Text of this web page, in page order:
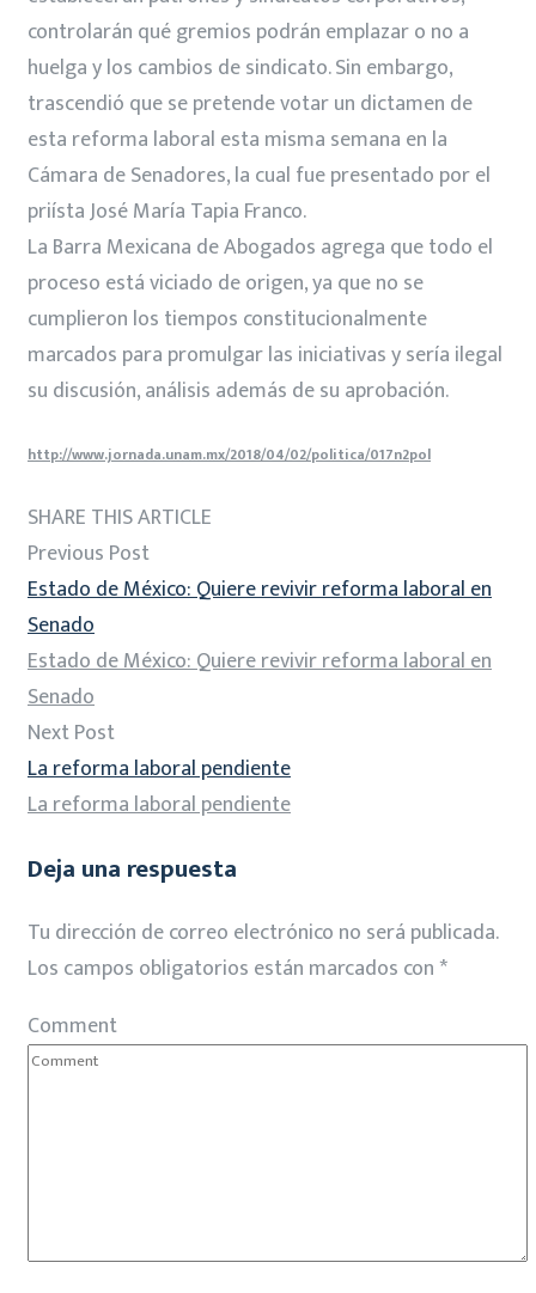
controlarán qué gremios podrán emplazar o no a
huelga y los cambios de sindicato. Sin embargo,
trascendió que se pretende votar un dictamen de
esta reforma laboral esta misma semana en la
Cámara de Senadores, la cual fue presentado por el
priísta José María Tapia Franco.
La Barra Mexicana de Abogados agrega que todo el
proceso está viciado de origen, ya que no se
cumplieron los tiempos constitucionalmente
marcados para promulgar las iniciativas y sería ilegal
su discusión, análisis además de su aprobación.
http://www.jornada.unam.mx/2018/04/02/politica/017n2pol
SHARE THIS ARTICLE
Previous Post
Estado de México: Quiere revivir reforma laboral en
Senado
Estado de México: Quiere revivir reforma laboral en
Senado
Next Post
La reforma laboral pendiente
La reforma laboral pendiente
Deja una respuesta
Tu dirección de correo electrónico no será publicada.
Los campos obligatorios están marcados con *
Comment